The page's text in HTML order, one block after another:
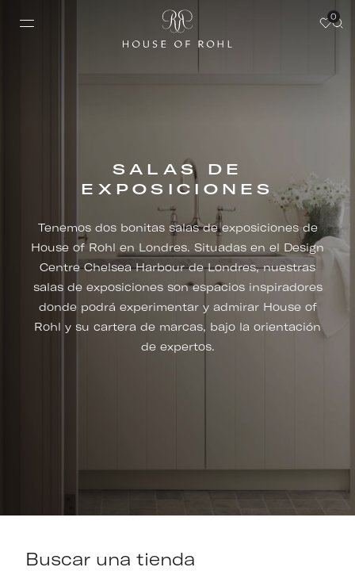
0
SALAS DE
EXPOSICIONES
Tenemos dos bonitas salas de exposiciones de
House of Rohl en Londres. Situadas en el Design
Centre Chelsea Harbour de Londres, nuestras
salas de exposiciones son espacios inspiradores
donde podrá experimentar y admirar House of
Rohl y su cartera de marcas, bajo la orientación
de expertos.
Buscar una tienda